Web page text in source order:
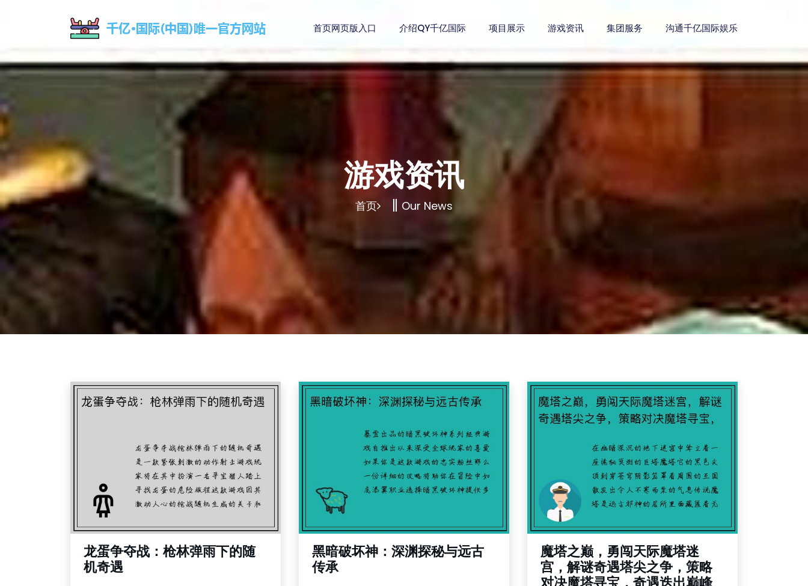
首页网页版入口 介绍QY千亿国际 项目展示 游戏资讯 集团服务 沟通千亿国际娱乐
游戏资讯
首页 Our News
龙蛋争夺战：枪林弹雨下的随
机奇遇
黑暗破坏神：深渊探秘与远古
传承
魔塔之巅，勇闯天际魔塔迷
宫，解谜奇遇塔尖之争，策略